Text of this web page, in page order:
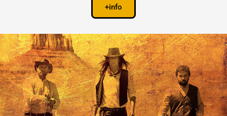
+info